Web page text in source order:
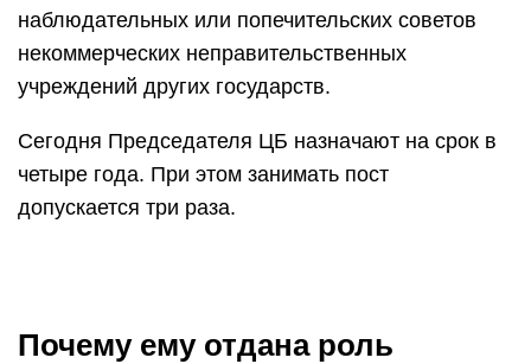
наблюдательных или попечительских советов
некоммерческих неправительственных
учреждений других государств.
Сегодня Председателя ЦБ назначают на срок в
четыре года. При этом занимать пост
допускается три раза.
Почему ему отдана роль